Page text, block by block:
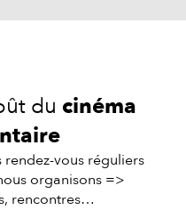
du cinéma
rendez-vous réguliers
organisons =>
rencontres…